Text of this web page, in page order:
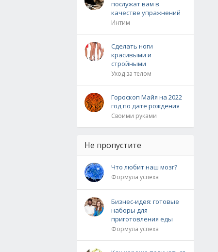
послужат вам в
качестве упражнений
Интим
Сделать ноги
красивыми и
стройными
Уход за телом
Гороскоп Майя на 2022
год по дате рождения
Своими руками
Не пропустите
Что любит наш мозг?
Формула успеха
Бизнес-идея: готовые
наборы для
приготовления еды
Формула успеха